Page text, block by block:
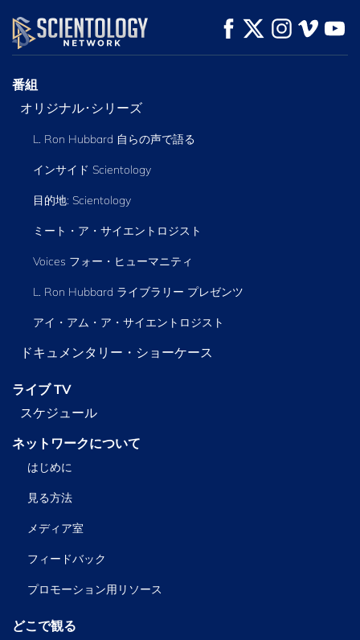
番組
オリジナル･シリーズ
L. Ron Hubbard 自らの声で語る
インサイド Scientology
目的地: Scientology
ミート・ア・サイエントロジスト
Voices フォー・ヒューマニティ
L. Ron Hubbard ライブラリー プレゼンツ
アイ・アム・ア・サイエントロジスト
ドキュメンタリー・ショーケース
ライブ TV
スケジュール
ネットワークについて
はじめに
見る方法
メディア室
フィードバック
プロモーション用リソース
どこで観る